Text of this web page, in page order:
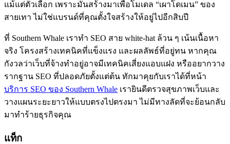
แม้แต่ตัวเลือก เพราะมันสร้างมาเพื่อโมเดล “เผาโดเมน” ของ
สายเทา ไม่ใช่แบรนด์ที่คุณตั้งใจสร้างให้อยู่ไปอีกสิบปี
ที่ Southern Whale เราทำ SEO สาย white-hat ล้วน ๆ เน้นเนื้อหา
จริง โครงสร้างเทคนิคที่แข็งแรง และผลลัพธ์ที่อยู่ทน หากคุณ
กังวลว่าเว็บที่จ้างทำอยู่อาจมีเทคนิคเสี่ยงแอบแฝง หรืออยากวาง
รากฐาน SEO ที่ปลอดภัยตั้งแต่ต้น ทักมาคุยกับเราได้ที่หน้า
บริการ SEO ของ Southern Whale เรายินดีตรวจสุขภาพเว็บและ
วางแผนระยะยาวให้แบบตรงไปตรงมา ไม่มีทางลัดที่จะย้อนกลับ
มาทำร้ายธุรกิจคุณ
แท็ก